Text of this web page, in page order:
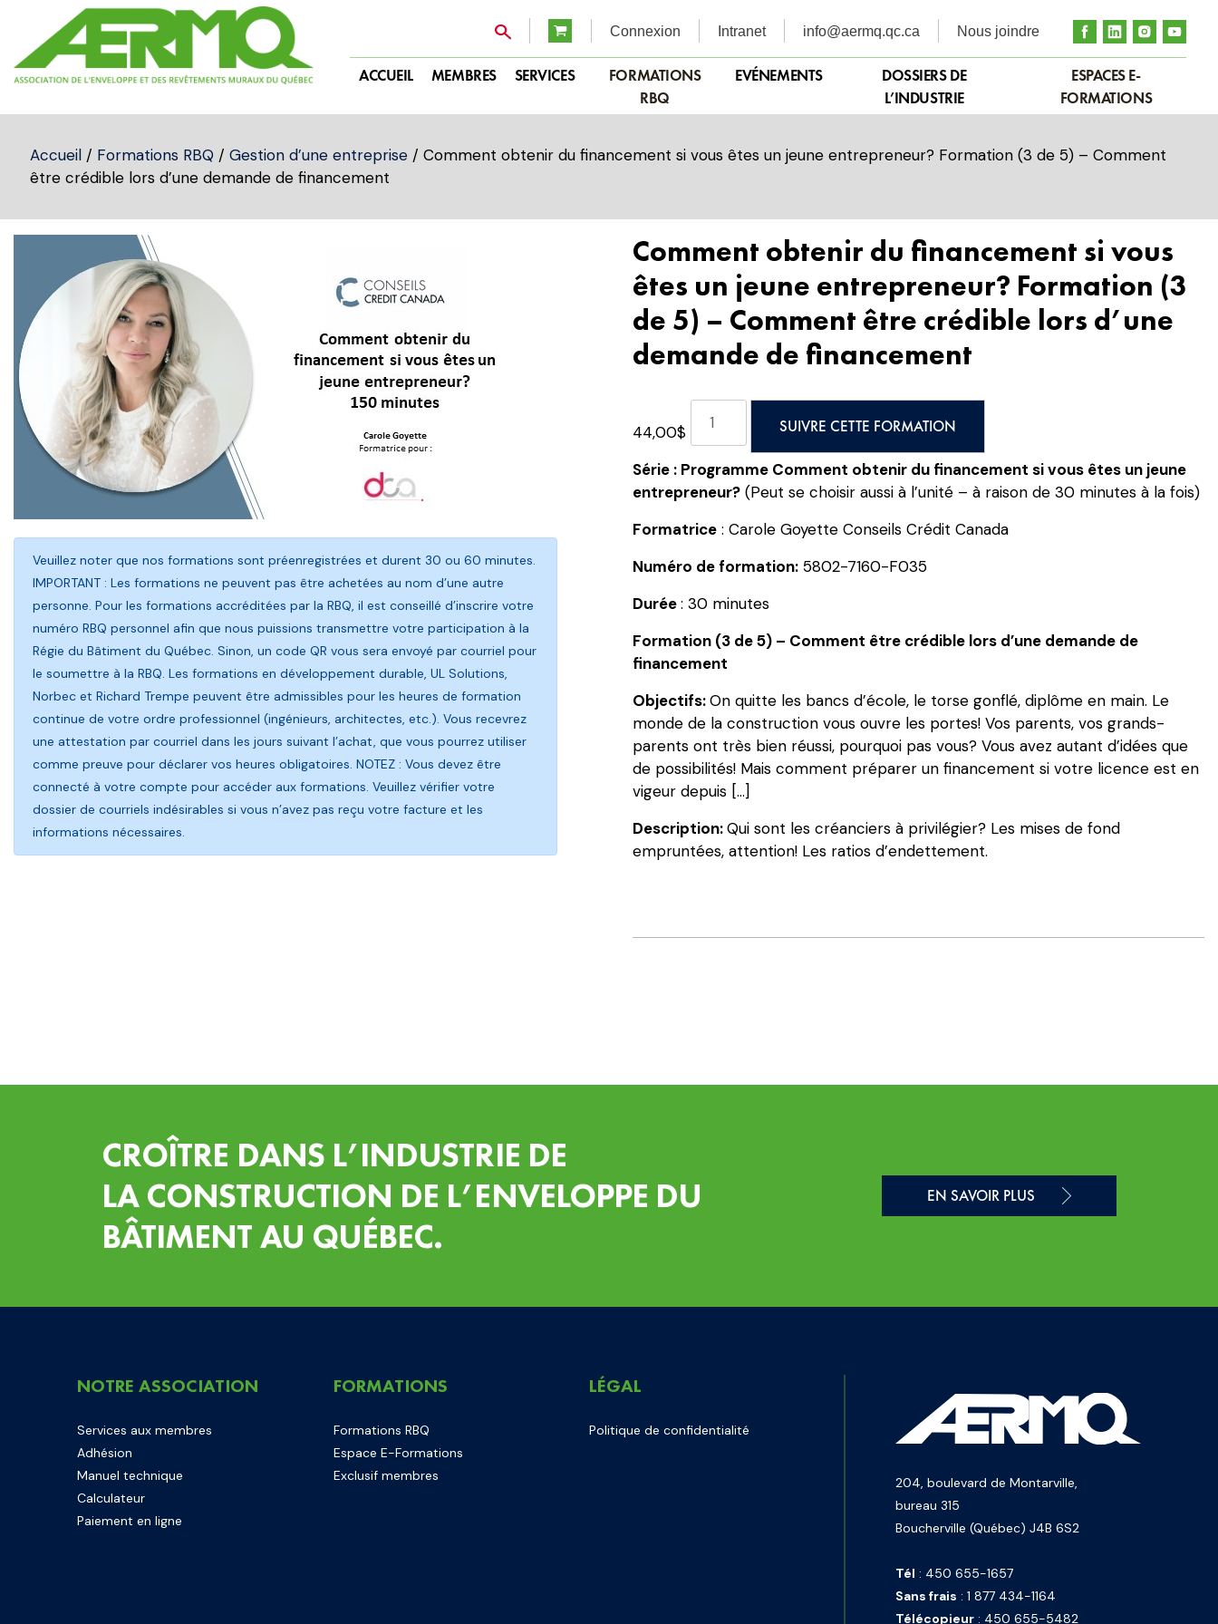
content
Connexion Intranet info@aermq.qc.ca Nous joindre
ACCUEIL MEMBRES SERVICES
FORMATIONS
RBQ
EVÉNEMENTS
DOSSIERS DE
L’INDUSTRIE
ESPACES E-
FORMATIONS
Accueil / Formations RBQ / Gestion d’une entreprise / Comment obtenir du financement si vous êtes un jeune entrepreneur? Formation (3 de 5) – Comment
être crédible lors d’une demande de financement
Veuillez noter que nos formations sont préenregistrées et durent 30 ou 60 minutes.
IMPORTANT : Les formations ne peuvent pas être achetées au nom d’une autre
personne. Pour les formations accréditées par la RBQ, il est conseillé d’inscrire votre
numéro RBQ personnel afin que nous puissions transmettre votre participation à la
Régie du Bâtiment du Québec. Sinon, un code QR vous sera envoyé par courriel pour
le soumettre à la RBQ. Les formations en développement durable, UL Solutions,
Norbec et Richard Trempe peuvent être admissibles pour les heures de formation
continue de votre ordre professionnel (ingénieurs, architectes, etc.). Vous recevrez
une attestation par courriel dans les jours suivant l’achat, que vous pourrez utiliser
comme preuve pour déclarer vos heures obligatoires. NOTEZ : Vous devez être
connecté à votre compte pour accéder aux formations. Veuillez vérifier votre
dossier de courriels indésirables si vous n’avez pas reçu votre facture et les
informations nécessaires.
Comment obtenir du financement si vous
êtes un jeune entrepreneur? Formation (3
de 5) – Comment être crédible lors d’une
demande de financement
44,00$
Comment
obtenir
du
financement
vous
un
jeune
entrepreneur?
(3
de
5)
-
Comment
être
crédible
lors
SUIVRE CETTE FORMATION
Série : Programme Comment obtenir du financement si vous êtes un jeune
entrepreneur? (Peut se choisir aussi à l’unité – à raison de 30 minutes à la fois)
Formatrice : Carole Goyette Conseils Crédit Canada
Numéro de formation: 5802-7160-F035
Durée: 30 minutes
Formation (3 de 5) – Comment être crédible lors d’une demande de
financement
Objectifs:On quitte les bancs d’école, le torse gonflé, diplôme en main. Le
monde de la construction vous ouvre les portes! Vos parents, vos grands-
parents ont très bien réussi, pourquoi pas vous? Vous avez autant d’idées que
de possibilités! Mais comment préparer un financement si votre licence est en
vigeur depuis […]
Description:Qui sont les créanciers à privilégier? Les mises de fond
empruntées, attention! Les ratios d’endettement.
CROÎTRE DANS L’INDUSTRIE DE
LA CONSTRUCTION DE L’ENVELOPPE DU
BÂTIMENT AU QUÉBEC.
EN SAVOIR PLUS
NOTRE ASSOCIATION
Services aux membres
Adhésion
Manuel technique
Calculateur
Paiement en ligne
FORMATIONS
Formations RBQ
Espace E-Formations
Exclusif membres
LÉGAL
Politique de confidentialité
204, boulevard de Montarville,
bureau 315
Boucherville (Québec) J4B 6S2
Tél : 450 655-1657
Sans frais : 1 877 434-1164
Télécopieur : 450 655-5482